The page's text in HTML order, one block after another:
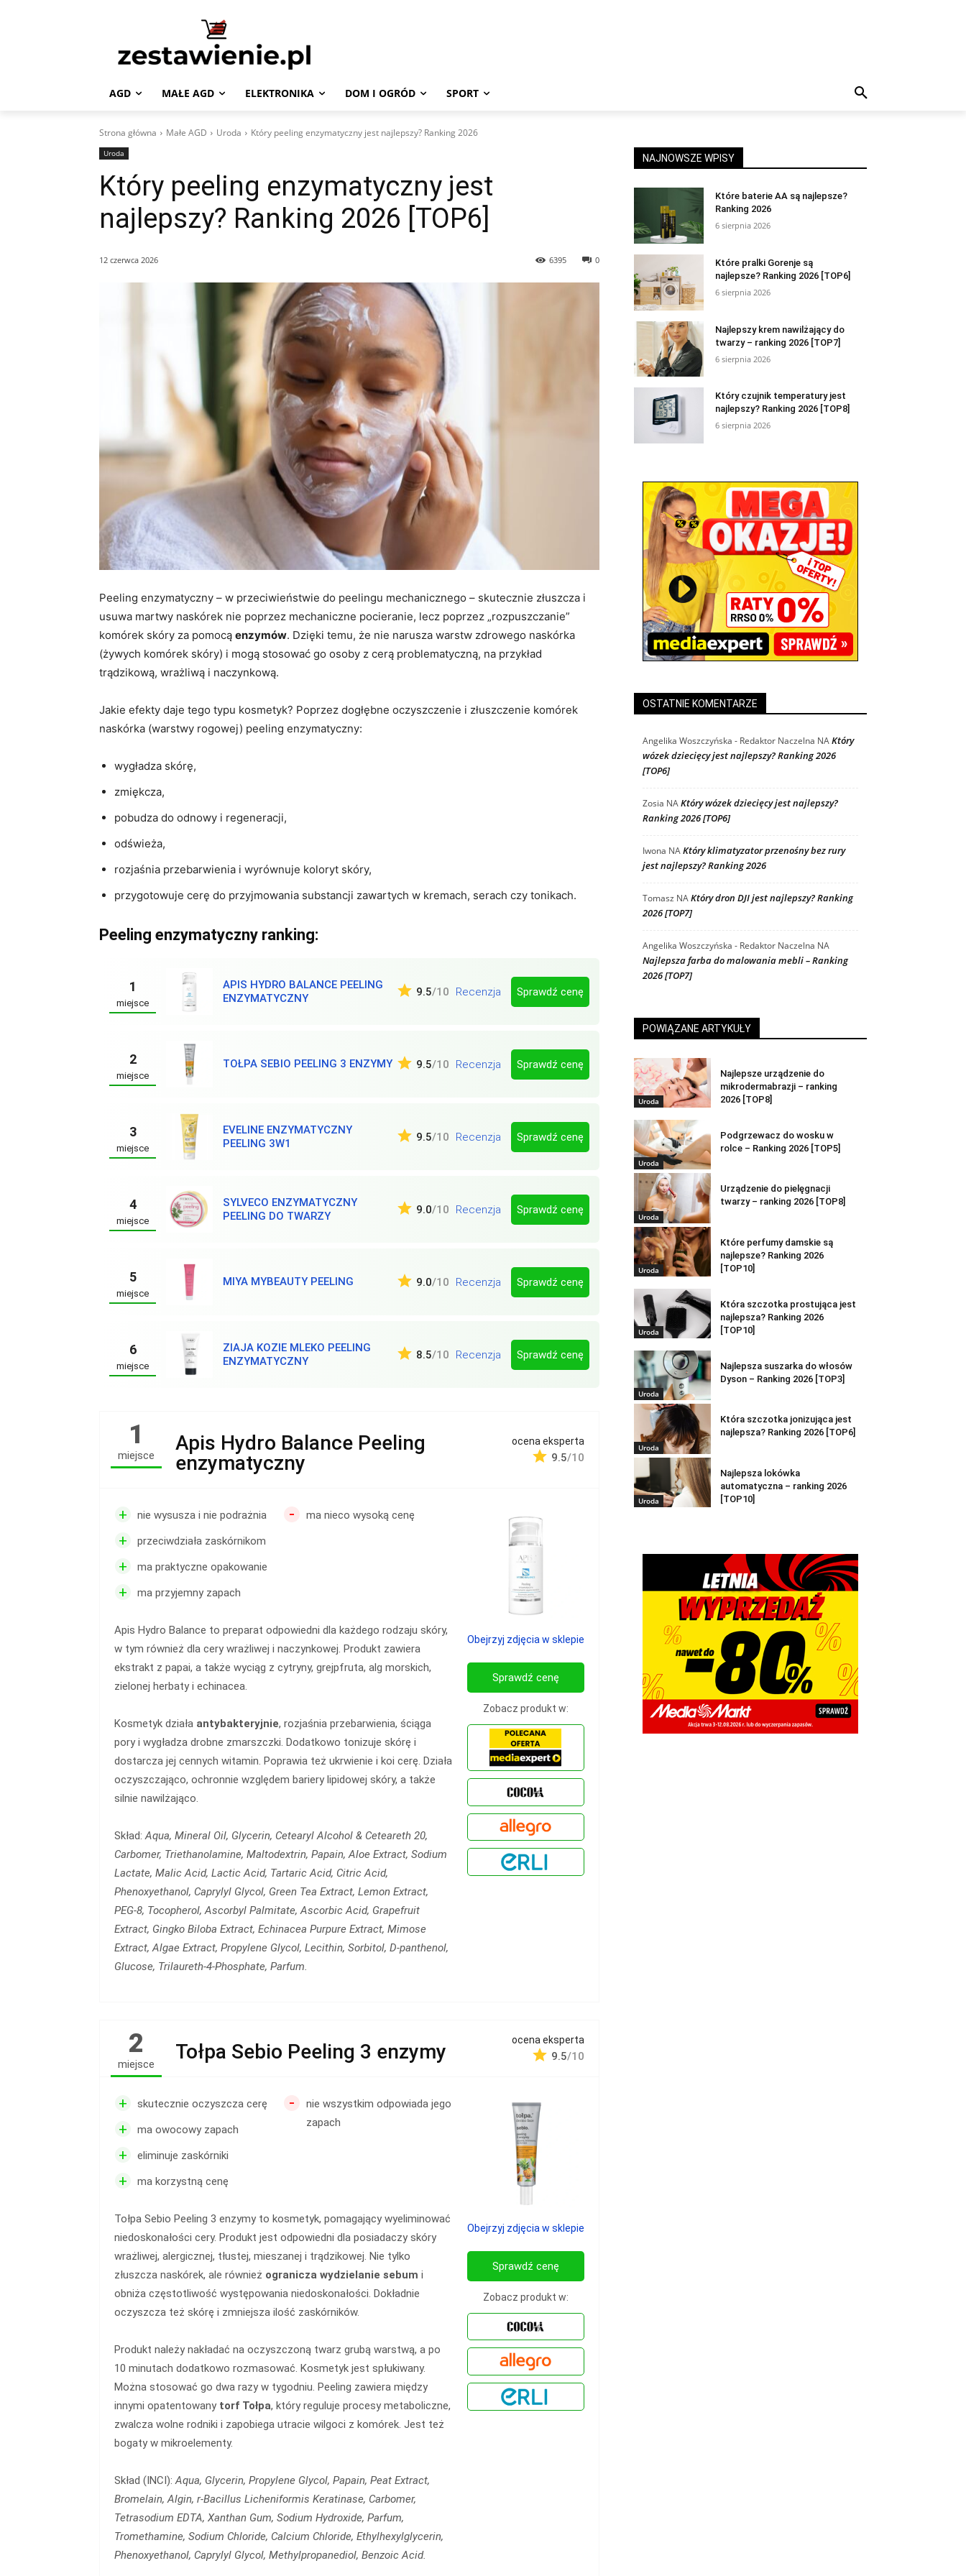
AGD MAŁE AGD ELEKTRONIKA DOM I OGRÓD SPORT
Strona główna Małe AGD Uroda Który peeling enzymatyczny jest najlepszy? Ranking 2026
Uroda
Który peeling enzymatyczny jest
najlepszy? Ranking 2026 [TOP6]
12 czerwca 2026 0
6395
Peeling enzymatyczny – w przeciwieństwie do peelingu mechanicznego – skutecznie złuszcza i
usuwa martwy naskórek nie poprzez mechaniczne pocieranie, lecz poprzez „rozpuszczanie”
komórek skóry za pomocą enzymów. Dzięki temu, że nie narusza warstw zdrowego naskórka
(żywych komórek skóry) i mogą stosować go osoby z cerą problematyczną, na przykład
trądzikową, wrażliwą i naczynkową.
Jakie efekty daje tego typu kosmetyk? Poprzez dogłębne oczyszczenie i złuszczenie komórek
naskórka (warstwy rogowej) peeling enzymatyczny:
wygładza skórę,
zmiękcza,
pobudza do odnowy i regeneracji,
odświeża,
rozjaśnia przebarwienia i wyrównuje koloryt skóry,
przygotowuje cerę do przyjmowania substancji zawartych w kremach, serach czy tonikach.
Peeling enzymatyczny ranking:
1
miejsce
APIS HYDRO BALANCE PEELING
ENZYMATYCZNY
9.5/10 Recenzja Sprawdź cenę
2
miejsce
TOŁPA SEBIO PEELING 3 ENZYMY 9.5/10 Recenzja Sprawdź cenę
3
miejsce
EVELINE ENZYMATYCZNY
PEELING 3W1
9.5/10 Recenzja Sprawdź cenę
4
miejsce
SYLVECO ENZYMATYCZNY
PEELING DO TWARZY
9.0/10 Recenzja Sprawdź cenę
5
miejsce
MIYA MYBEAUTY PEELING 9.0/10 Recenzja Sprawdź cenę
6
miejsce
ZIAJA KOZIE MLEKO PEELING
ENZYMATYCZNY
8.5/10 Recenzja Sprawdź cenę
1
miejsce
Apis Hydro Balance Peeling
enzymatyczny
ocena eksperta
9.5/10
+ nie wysusza i nie podrażnia
+ przeciwdziała zaskórnikom
+ ma praktyczne opakowanie
+ ma przyjemny zapach
- ma nieco wysoką cenę
Apis Hydro Balance to preparat odpowiedni dla każdego rodzaju skóry,
w tym również dla cery wrażliwej i naczynkowej. Produkt zawiera
ekstrakt z papai, a także wyciąg z cytryny, grejpfruta, alg morskich,
zielonej herbaty i echinacea.
Kosmetyk działa antybakteryjnie, rozjaśnia przebarwienia, ściąga
pory i wygładza drobne zmarszczki. Dodatkowo tonizuje skórę i
dostarcza jej cennych witamin. Poprawia też ukrwienie i koi cerę. Działa
oczyszczająco, ochronnie względem bariery lipidowej skóry, a także
silnie nawilżająco.
Skład:Aqua, Mineral Oil, Glycerin, Cetearyl Alcohol & Ceteareth 20,
Carbomer, Triethanolamine, Maltodextrin, Papain, Aloe Extract, Sodium
Lactate, Malic Acid, Lactic Acid, Tartaric Acid, Citric Acid,
Phenoxyethanol, Caprylyl Glycol, Green Tea Extract, Lemon Extract,
PEG-8, Tocopherol, Ascorbyl Palmitate, Ascorbic Acid, Grapefruit
Extract, Gingko Biloba Extract, Echinacea Purpure Extract, Mimose
Extract, Algae Extract, Propylene Glycol, Lecithin, Sorbitol, D-panthenol,
Glucose, Trilaureth-4-Phosphate, Parfum.
Obejrzyj zdjęcia w sklepie
Sprawdź cenę
Zobacz produkt w:
2
miejsce
Tołpa Sebio Peeling 3 enzymy ocena eksperta
9.5/10
+ skutecznie oczyszcza cerę
+ ma owocowy zapach
+ eliminuje zaskórniki
+ ma korzystną cenę
-
nie wszystkim odpowiada jego
zapach
Tołpa Sebio Peeling 3 enzymy to kosmetyk, pomagający wyeliminować
niedoskonałości cery. Produkt jest odpowiedni dla posiadaczy skóry
wrażliwej, alergicznej, tłustej, mieszanej i trądzikowej. Nie tylko
złuszcza naskórek, ale również ogranicza wydzielanie sebum i
obniża częstotliwość występowania niedoskonałości. Dokładnie
oczyszcza też skórę i zmniejsza ilość zaskórników.
Produkt należy nakładać na oczyszczoną twarz grubą warstwą, a po
10 minutach dodatkowo rozmasować. Kosmetyk jest spłukiwany.
Można stosować go dwa razy w tygodniu. Peeling zawiera między
innymi opatentowany torf Tołpa, który reguluje procesy metaboliczne,
zwalcza wolne rodniki i zapobiega utracie wilgoci z komórek. Jest też
bogaty w mikroelementy.
Skład (INCI):Aqua, Glycerin, Propylene Glycol, Papain, Peat Extract,
Bromelain, Algin, r-Bacillus Licheniformis Keratinase, Carbomer,
Tetrasodium EDTA, Xanthan Gum, Sodium Hydroxide, Parfum,
Tromethamine, Sodium Chloride, Calcium Chloride, Ethylhexylglycerin,
Phenoxyethanol, Caprylyl Glycol, Methylpropanediol, Benzoic Acid.
Obejrzyj zdjęcia w sklepie
Sprawdź cenę
Zobacz produkt w:
NAJNOWSZE WPISY
Które baterie AA są najlepsze?
Ranking 2026
6 sierpnia 2026
Które pralki Gorenje są
najlepsze? Ranking 2026 [TOP6]
6 sierpnia 2026
Najlepszy krem nawilżający do
twarzy – ranking 2026 [TOP7]
6 sierpnia 2026
Który czujnik temperatury jest
najlepszy? Ranking 2026 [TOP8]
6 sierpnia 2026
OSTATNIE KOMENTARZE
Angelika Woszczyńska - Redaktor Naczelna NAKtóry
wózek dziecięcy jest najlepszy? Ranking 2026
[TOP6]
Zosia NAKtóry wózek dziecięcy jest najlepszy?
Ranking 2026 [TOP6]
Iwona NAKtóry klimatyzator przenośny bez rury
jest najlepszy? Ranking 2026
Tomasz NAKtóry dron DJI jest najlepszy? Ranking
2026 [TOP7]
Angelika Woszczyńska - Redaktor Naczelna NA
Najlepsza farba do malowania mebli – Ranking
2026 [TOP7]
POWIĄZANE ARTYKUŁY
Uroda
Najlepsze urządzenie do
mikrodermabrazji – ranking
2026 [TOP8]
Uroda
Podgrzewacz do wosku w
rolce – Ranking 2026 [TOP5]
Uroda
Urządzenie do pielęgnacji
twarzy – ranking 2026 [TOP8]
Uroda
Które perfumy damskie są
najlepsze? Ranking 2026
[TOP10]
Uroda
Która szczotka prostująca jest
najlepsza? Ranking 2026
[TOP10]
Uroda
Najlepsza suszarka do włosów
Dyson – Ranking 2026 [TOP3]
Uroda
Która szczotka jonizująca jest
najlepsza? Ranking 2026 [TOP6]
Uroda
Najlepsza lokówka
automatyczna – ranking 2026
[TOP10]